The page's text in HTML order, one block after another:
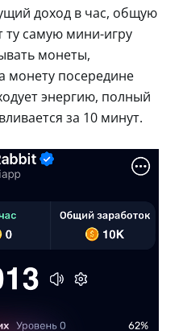
доход в час, общую
ту самую мини-игру
монеты,
монету посередине
энергию, полный
за 10 минут.